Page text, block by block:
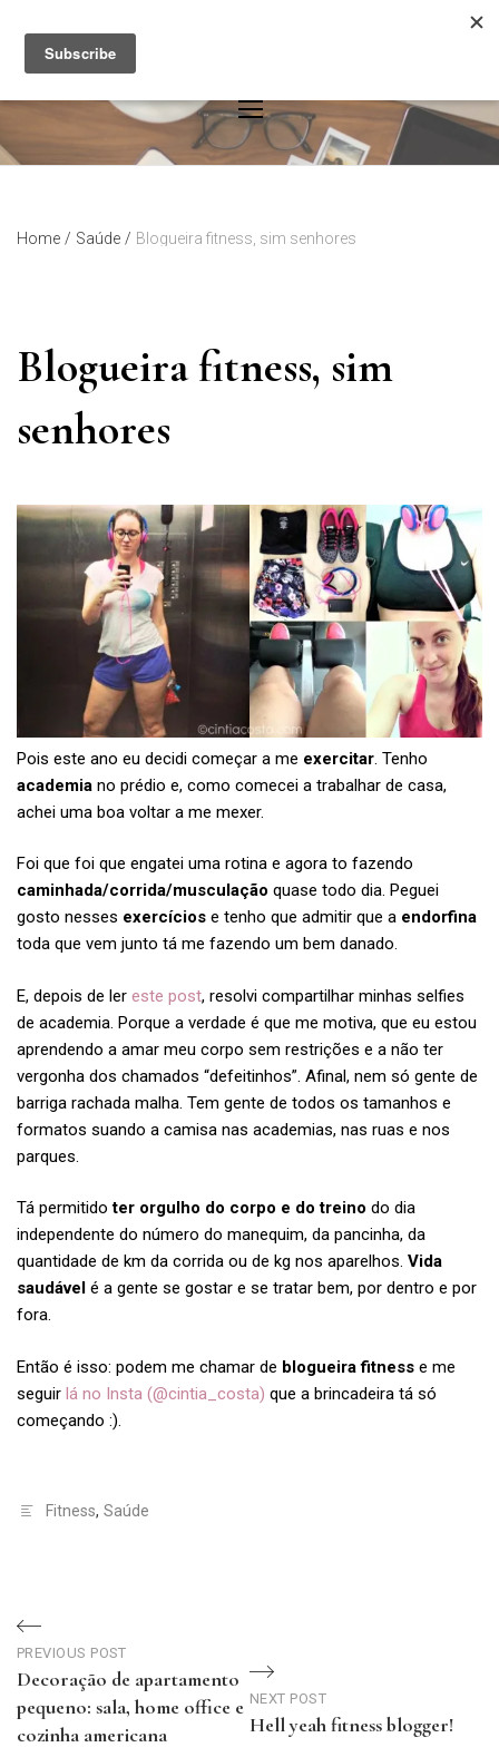
content
Home / Saúde / Blogueira fitness, sim senhores
Blogueira fitness, sim
senhores
Pois este ano eu decidi começar a me exercitar. Tenho
academia no prédio e, como comecei a trabalhar de casa,
achei uma boa voltar a me mexer.
Foi que foi que engatei uma rotina e agora to fazendo
caminhada/corrida/musculação quase todo dia. Peguei
gosto nesses exercícios e tenho que admitir que a endorfina
toda que vem junto tá me fazendo um bem danado.
E, depois de ler este post, resolvi compartilhar minhas selfies
de academia. Porque a verdade é que me motiva, que eu estou
aprendendo a amar meu corpo sem restrições e a não ter
vergonha dos chamados “defeitinhos”. Afinal, nem só gente de
barriga rachada malha. Tem gente de todos os tamanhos e
formatos suando a camisa nas academias, nas ruas e nos
parques.
Tá permitidoter orgulho do corpo e do treino do dia
independente do número do manequim, da pancinha, da
quantidade de km da corrida ou de kg nos aparelhos. Vida
saudável é a gente se gostar e se tratar bem, por dentro e por
fora.
Então é isso: podem me chamar de blogueira fitness e me
seguir lá no Insta (@cintia_costa) que a brincadeira tá só
começando :).
Fitness, Saúde
Navegação
de
Post
PREVIOUS POST
Decoração de apartamento
pequeno: sala, home office e
cozinha americana
NEXT POST
Hell yeah fitness blogger!